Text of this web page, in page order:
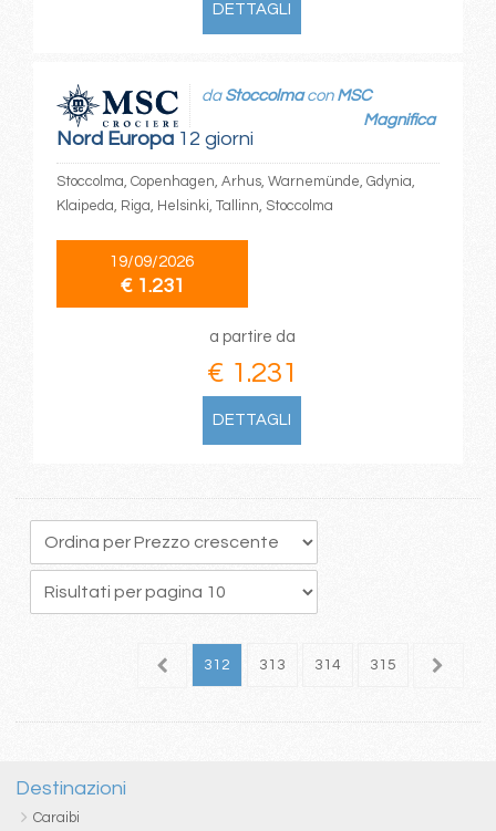
DETTAGLI
Nord Europa12 giorni
da Stoccolmacon MSC
Magnifica
Stoccolma, Copenhagen, Arhus, Warnemünde, Gdynia,
Klaipeda, Riga, Helsinki, Tallinn, Stoccolma
19/09/2026
€ 1.231
a partire da
€ 1.231
DETTAGLI
311 312 313 314 315 316
Destinazioni
Caraibi